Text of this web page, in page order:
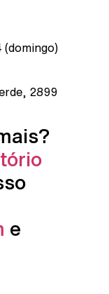
(domingo)
2899
e